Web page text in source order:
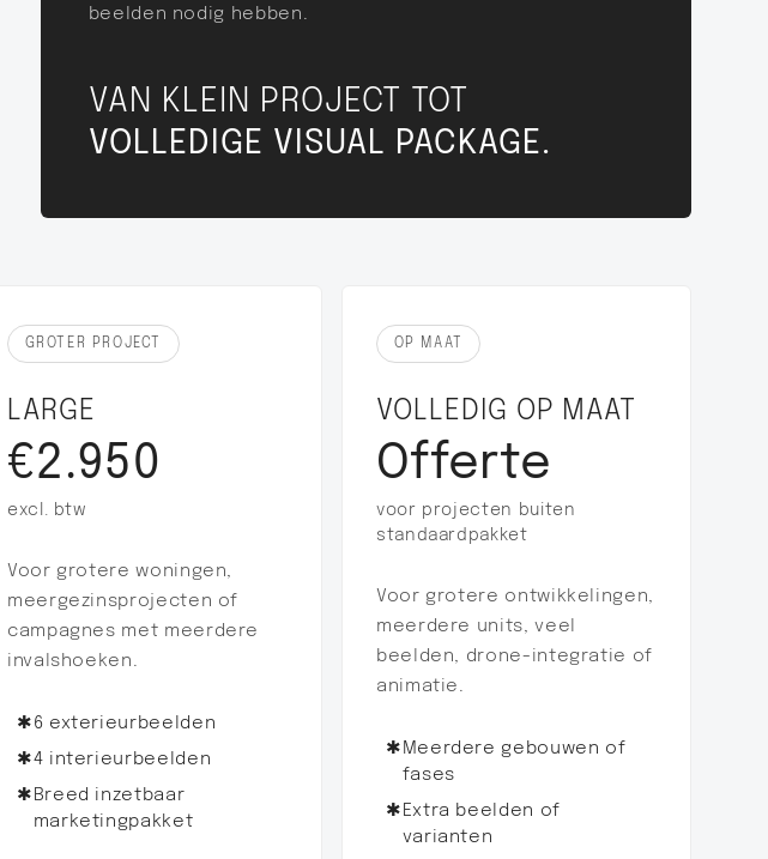
beelden nodig hebben.
VAN KLEIN PROJECT TOT
VOLLEDIGE VISUAL PACKAGE.
GROTER PROJECT
LARGE
€2.950
excl. btw
Voor grotere woningen,
meergezinsprojecten of
campagnes met meerdere
invalshoeken.
✱6 exterieurbeelden
✱4 interieurbeelden
✱ Breed inzetbaar
marketingpakket
OP MAAT
VOLLEDIG OP MAAT
Offerte
voor projecten buiten
standaardpakket
Voor grotere ontwikkelingen,
meerdere units, veel
beelden, drone-integratie of
animatie.
✱ Meerdere gebouwen of
fases
✱ Extra beelden of
varianten